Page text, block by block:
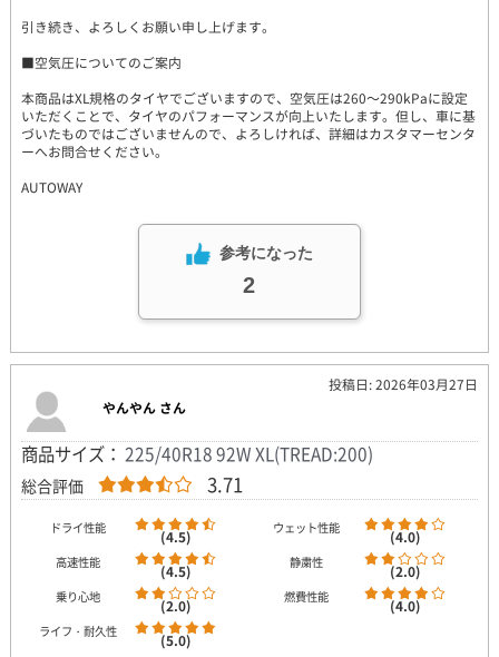
引き続き、よろしくお願い申し上げます。
■空気圧についてのご案内
本商品はXL規格のタイヤでございますので、空気圧は260～290kPaに設定
いただくことで、タイヤのパフォーマンスが向上いたします。但し、車に基
づいたものではございませんので、よろしければ、詳細はカスタマーセンタ
ーへお問合せください。
AUTOWAY
参考になった
2
投稿日: 2026年03月27日
やんやん さん
商品サイズ： 225/40R18 92W XL(TREAD:200)
総合評価 3.71
ドライ性能 (4.5) ウェット性能 (4.0)
高速性能 (4.5) 静粛性 (2.0)
乗り心地 (2.0) 燃費性能 (4.0)
ライフ・耐久性
(5.0)